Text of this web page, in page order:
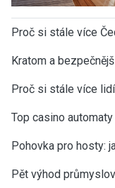
Proč si stále více
Kratom a
Proč si stále více
Top casino
Pohovka pro hosty:
Pět výhod